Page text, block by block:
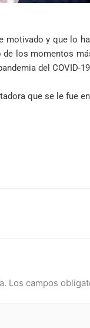
motivado y que lo
de los momentos
del COVID-
que se le fue
Los campos